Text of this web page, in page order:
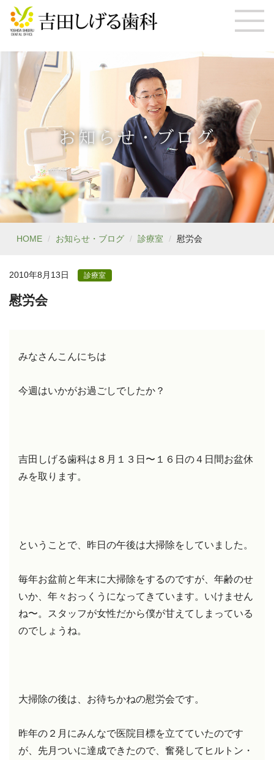
お知らせ・ブログ
HOME お知らせ・ブログ 診療室 慰労会
2010年8月13日 診療室
慰労会
みなさんこんにちは
今週はいかがお過ごしでしたか？
吉田しげる歯科は８月１３日〜１６日の４日間お盆休
みを取ります。
ということで、昨日の午後は大掃除をしていました。
毎年お盆前と年末に大掃除をするのですが、年齢のせ
いか、年々おっくうになってきています。いけません
ね〜。スタッフが女性だから僕が甘えてしまっている
のでしょうね。
大掃除の後は、お待ちかねの慰労会です。
昨年の２月にみんなで医院目標を立てていたのです
が、先月ついに達成できたので、奮発してヒルトン・